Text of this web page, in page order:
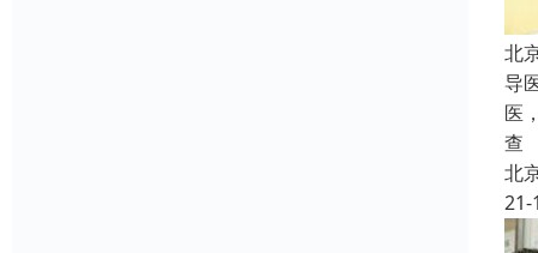
北
导
医
查
北
21-